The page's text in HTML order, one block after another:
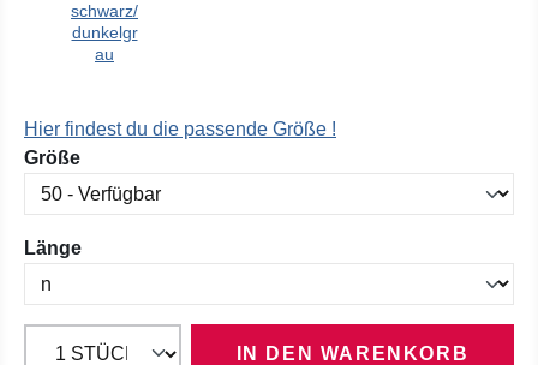
schwarz/
dunkelgr
au
Hier findest du die passende Größe !
Größeauswählen
Längeauswählen
IN DEN WARENKORB